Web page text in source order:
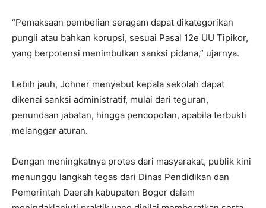
“Pemaksaan pembelian seragam dapat dikategorikan
pungli atau bahkan korupsi, sesuai Pasal 12e UU Tipikor,
yang berpotensi menimbulkan sanksi pidana,” ujarnya.
Lebih jauh, Johner menyebut kepala sekolah dapat
dikenai sanksi administratif, mulai dari teguran,
penundaan jabatan, hingga pencopotan, apabila terbukti
melanggar aturan.
Dengan meningkatnya protes dari masyarakat, publik kini
menunggu langkah tegas dari Dinas Pendidikan dan
Pemerintah Daerah kabupaten Bogor dalam